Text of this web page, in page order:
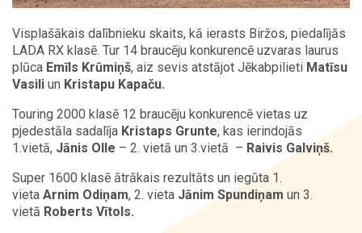
Visplašākais dalībnieku skaits, kā ierasts Biržos, piedalījās
LADA RX klasē. Tur 14 braucēju konkurencē uzvaras laurus
plūca Emīls Krūmiņš, aiz sevis atstājot Jēkabpilieti Matīsu
Vasili un Kristapu Kapaču.
Touring 2000 klasē 12 braucēju konkurencē vietas uz
pjedestāla sadalīja Kristaps Grunte, kas ierindojās
1.vietā, Jānis Olle – 2. vietā un 3.vietā – Raivis Galviņš.
Super 1600 klasē ātrākais rezultāts un iegūta 1.
vieta Arnim Odiņam, 2. vieta Jānim Spundiņam un 3.
vietā Roberts Vītols.